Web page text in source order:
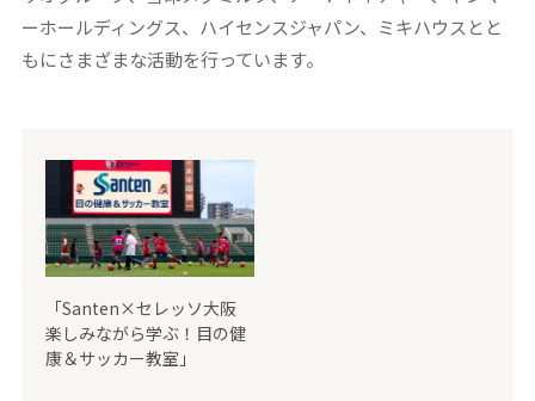
ーホールディングス、ハイセンスジャパン、ミキハウスとと
もにさまざまな活動を行っています。
「Santen×セレッソ大阪
楽しみながら学ぶ！目の健
康＆サッカー教室」